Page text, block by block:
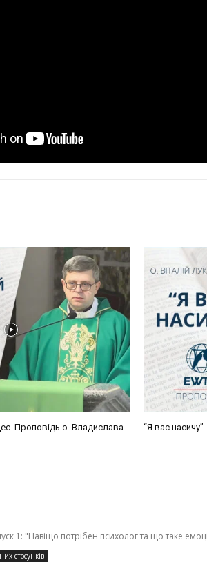
Проповідь о. Владислава
“Я вас